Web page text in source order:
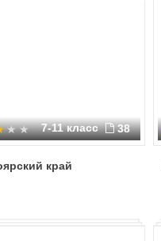
7-11 класс 38
край